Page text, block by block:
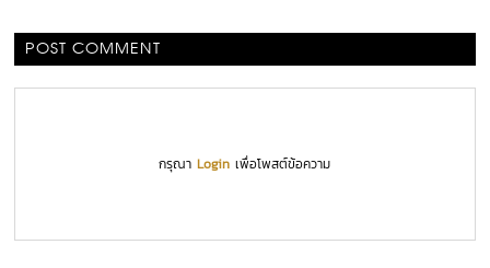
POST COMMENT
กรุณาLogin เพื่อโพสต์ข้อความ